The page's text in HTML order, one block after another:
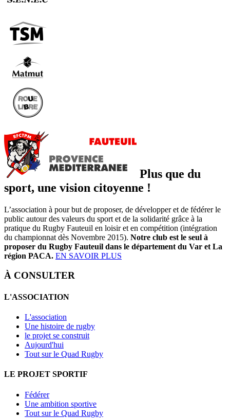
Plus que du
sport, une vision citoyenne !
L’association à pour but de proposer, de développer et de fédérer le
public autour des valeurs du sport et de la solidarité grâce à la
pratique du Rugby Fauteuil en loisir et en compétition (intégration
du championnat dès Novembre 2015). Notre club est le seul à
proposer du Rugby Fauteuil dans le département du Var et La
région PACA. EN SAVOIR PLUS
À CONSULTER
L'ASSOCIATION
L'association
Une histoire de rugby
le projet se construit
Aujourd'hui
Tout sur le Quad Rugby
LE PROJET SPORTIF
Fédérer
Une ambition sportive
Tout sur le Quad Rugby